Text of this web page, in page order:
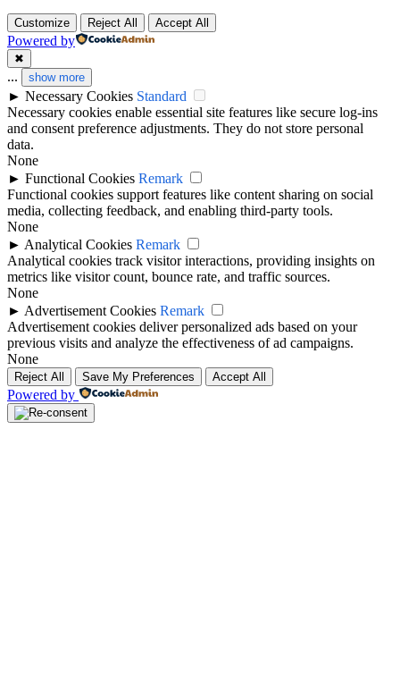
Customize Reject All Accept All
Powered by
✖
... show more
► Necessary Cookies Standard
Necessary cookies enable essential site features like secure log-ins
and consent preference adjustments. They do not store personal
data.
None
► Functional Cookies Remark
Functional cookies support features like content sharing on social
media, collecting feedback, and enabling third-party tools.
None
► Analytical Cookies Remark
Analytical cookies track visitor interactions, providing insights on
metrics like visitor count, bounce rate, and traffic sources.
None
► Advertisement Cookies Remark
Advertisement cookies deliver personalized ads based on your
previous visits and analyze the effectiveness of ad campaigns.
None
Reject All Save My Preferences Accept All
Powered by